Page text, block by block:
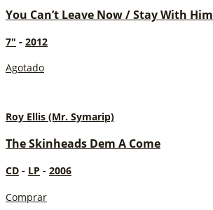
You Can’t Leave Now / Stay With Him
7" - 2012
Agotado
Roy Ellis (Mr. Symarip)
The Skinheads Dem A Come
CD - LP - 2006
Comprar